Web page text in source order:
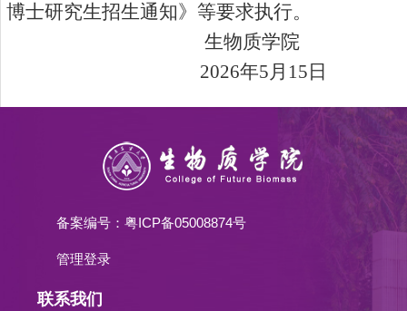
博士研究生招生通知》等要求执行。
生物质学院
2026年5月15日
备案编号：粤ICP备05008874号
管理登录
联系我们